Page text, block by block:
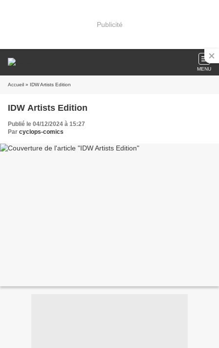
Publicité
MENU
Accueil » IDW Artists Edition
IDW Artists Edition
Publié le 04/12/2024 à 15:27
Par cyclops-comics